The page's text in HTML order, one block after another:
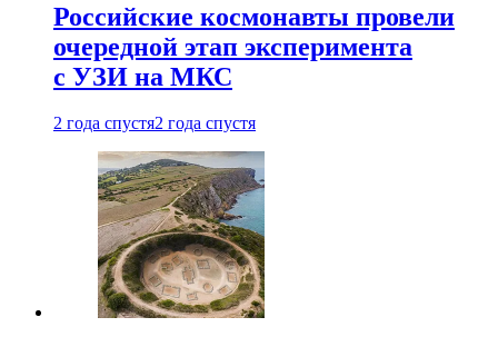
Российские космонавты провели
очередной этап эксперимента
с УЗИ на МКС
2 года спустя2 года спустя